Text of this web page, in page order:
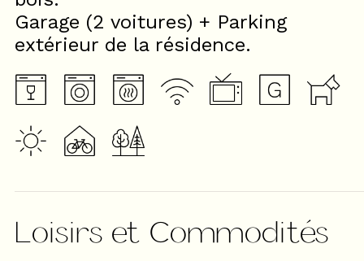
Garage (2 voitures) + Parking
extérieur de la résidence.
Loisirs et Commodités